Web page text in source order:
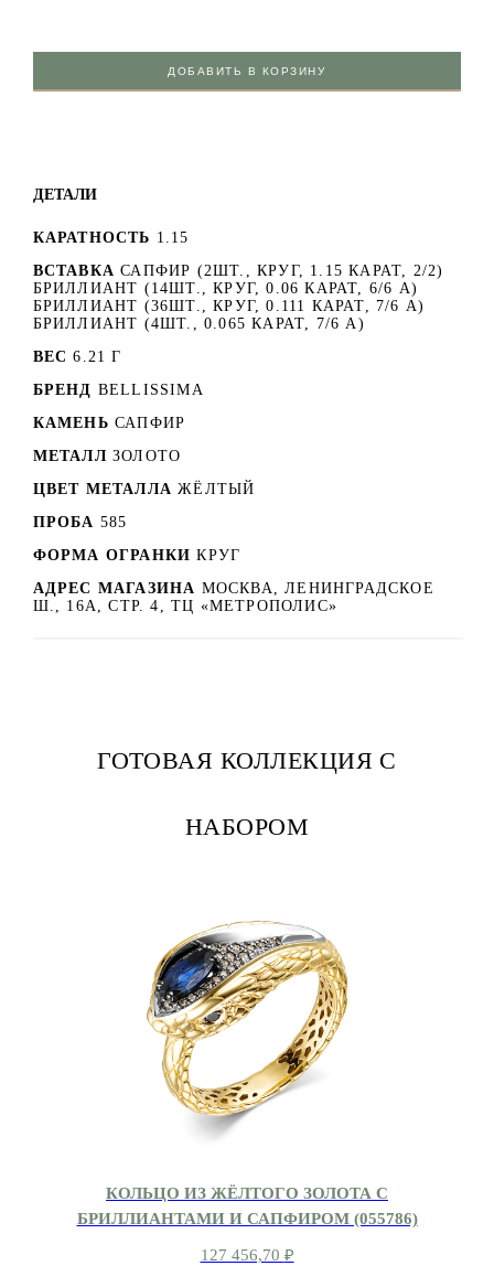
ДОБАВИТЬ В КОРЗИНУ
ДЕТАЛИ
КАРАТНОСТЬ 1.15
ВСТАВКА САПФИР (2ШТ., КРУГ, 1.15 КАРАТ, 2/2)
БРИЛЛИАНТ (14ШТ., КРУГ, 0.06 КАРАТ, 6/6 А)
БРИЛЛИАНТ (36ШТ., КРУГ, 0.111 КАРАТ, 7/6 А)
БРИЛЛИАНТ (4ШТ., 0.065 КАРАТ, 7/6 А)
ВЕС 6.21 Г
БРЕНД BELLISSIMA
КАМЕНЬ САПФИР
МЕТАЛЛ ЗОЛОТО
ЦВЕТ МЕТАЛЛА ЖЁЛТЫЙ
ПРОБА 585
ФОРМА ОГРАНКИ КРУГ
АДРЕС МАГАЗИНА МОСКВА, ЛЕНИНГРАДСКОЕ
Ш., 16А, СТР. 4, ТЦ «МЕТРОПОЛИС»
ГОТОВАЯ КОЛЛЕКЦИЯ С
НАБОРОМ
КОЛЬЦО ИЗ ЖЁЛТОГО ЗОЛОТА С
БРИЛЛИАНТАМИ И САПФИРОМ (055786)
127 456,70 ₽